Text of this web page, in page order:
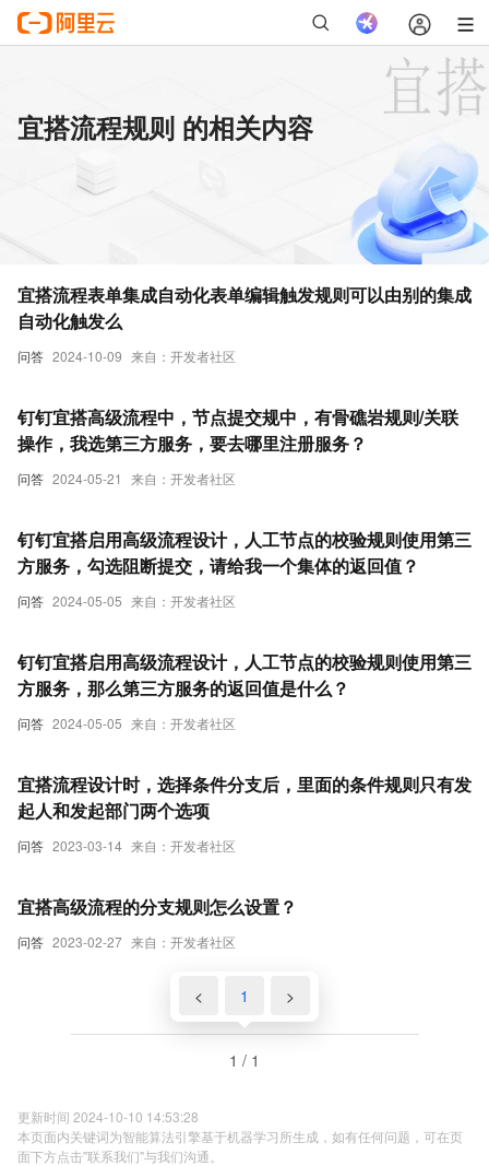
宜搭流程规则 的相关内容
问答 2024-10-09 来自：开发者社区
宜搭流程表单集成自动化表单编辑触发规则可以由别的集成
自动化触发么
问答 2024-05-21 来自：开发者社区
钉钉宜搭高级流程中，节点提交规中，有骨礁岩规则/关联
操作，我选第三方服务，要去哪里注册服务？
问答 2024-05-05 来自：开发者社区
钉钉宜搭启用高级流程设计，人工节点的校验规则使用第三
方服务，勾选阻断提交，请给我一个集体的返回值？
问答 2024-05-05 来自：开发者社区
钉钉宜搭启用高级流程设计，人工节点的校验规则使用第三
方服务，那么第三方服务的返回值是什么？
问答 2023-03-14 来自：开发者社区
宜搭流程设计时，选择条件分支后，里面的条件规则只有发
起人和发起部门两个选项
问答 2023-02-27 来自：开发者社区
宜搭高级流程的分支规则怎么设置？
< 1 >
1 / 1
更新时间 2024-10-10 14:53:28
本页面内关键词为智能算法引擎基于机器学习所生成，如有任何问题，可在页
面下方点击"联系我们"与我们沟通。